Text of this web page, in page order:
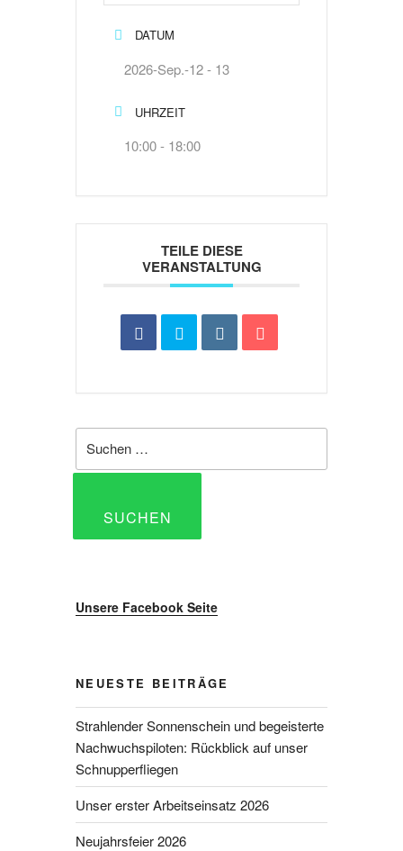
DATUM
2026-Sep.-12 - 13
UHRZEIT
10:00 - 18:00
TEILE DIESE
VERANSTALTUNG
nach:
SUCHEN
Unsere Facebook Seite
NEUESTE BEITRÄGE
Strahlender Sonnenschein und begeisterte
Nachwuchspiloten: Rückblick auf unser
Schnupperfliegen
Unser erster Arbeitseinsatz 2026
Neujahrsfeier 2026